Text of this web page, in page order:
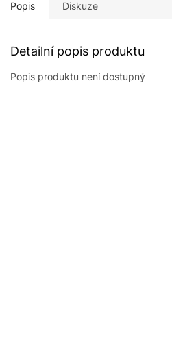
Popis Diskuze
Detailní popis produktu
Popis produktu není dostupný